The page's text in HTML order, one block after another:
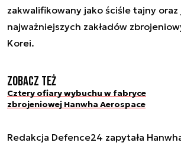
zakwalifikowany jako ściśle tajny oraz
najważniejszych zakładów
Korei.
Zobacz też
Cztery ofiary wybuchu w fabryce
zbrojeniowej Hanwha Aerospace
Redakcja Defence24 zapytała